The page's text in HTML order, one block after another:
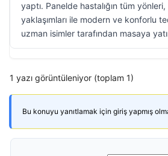
yaptı. Panelde hastalığın tüm
yaklaşımları ile modern ve konforlu
uzman isimler tarafından masaya
1 yazı görüntüleniyor (toplam 1)
Bu konuyu yanıtlamak için giriş yapmış